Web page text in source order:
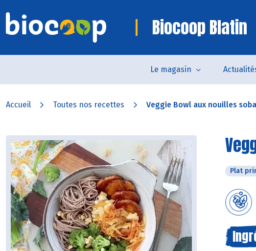
Biocoop Blatin
Le magasin
Accueil Toutes nos recettes Veggie Bowl aux nouilles
Plat